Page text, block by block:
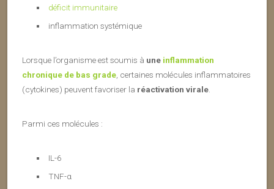
déficit immunitaire
inflammation systémique
Lorsque l’organisme est soumis à une inflammation
chronique de bas grade , certaines molécules inflammatoires
(cytokines) peuvent favoriser la réactivation virale
Parmi ces molécules :
IL-6
TNF-α